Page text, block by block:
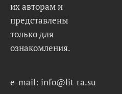
их авторам и
представлены
только для
ознакомления.
e-mail: info@lit-ra.su